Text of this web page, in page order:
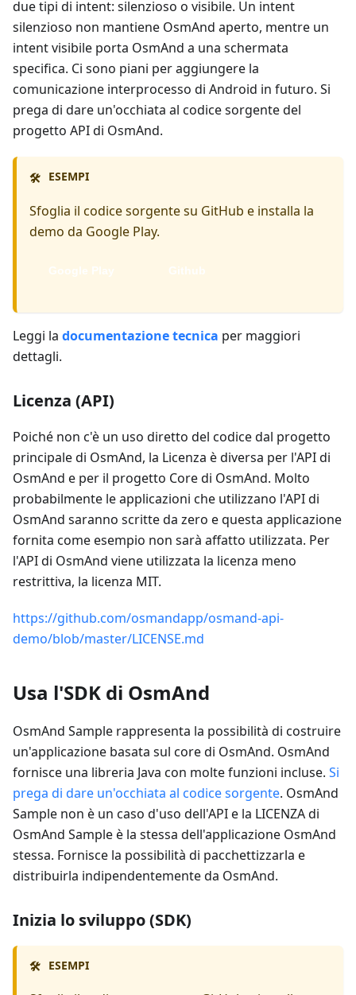
due tipi di intent: silenzioso o visibile. Un intent
silenzioso non mantiene OsmAnd aperto, mentre un
intent visibile porta OsmAnd a una schermata
specifica. Ci sono piani per aggiungere la
comunicazione interprocesso di Android in futuro. Si
prega di dare un'occhiata al codice sorgente del
progetto API di OsmAnd.
🛠️ ESEMPI
Sfoglia il codice sorgente su GitHub e installa la
demo da Google Play.
Google Play Github
Leggi la documentazione tecnica per maggiori
dettagli.
Licenza (API)
Poiché non c'è un uso diretto del codice dal progetto
principale di OsmAnd, la Licenza è diversa per l'API di
OsmAnd e per il progetto Core di OsmAnd. Molto
probabilmente le applicazioni che utilizzano l'API di
OsmAnd saranno scritte da zero e questa applicazione
fornita come esempio non sarà affatto utilizzata. Per
l'API di OsmAnd viene utilizzata la licenza meno
restrittiva, la licenza MIT.
https://github.com/osmandapp/osmand-api-
demo/blob/master/LICENSE.md
Usa l'SDK di OsmAnd
OsmAnd Sample rappresenta la possibilità di costruire
un'applicazione basata sul core di OsmAnd. OsmAnd
fornisce una libreria Java con molte funzioni incluse. Si
prega di dare un'occhiata al codice sorgente. OsmAnd
Sample non è un caso d'uso dell'API e la LICENZA di
OsmAnd Sample è la stessa dell'applicazione OsmAnd
stessa. Fornisce la possibilità di pacchettizzarla e
distribuirla indipendentemente da OsmAnd.
Inizia lo sviluppo (SDK)
🛠️ ESEMPI